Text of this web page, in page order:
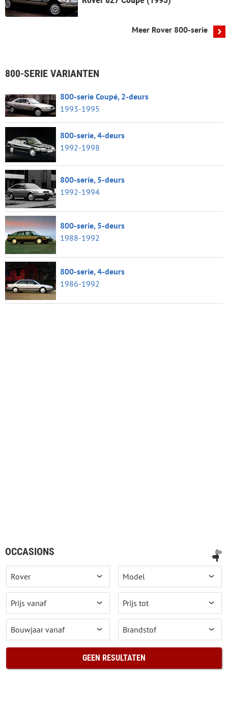
Meer Rover 800-serie
800-SERIE VARIANTEN
800-serie Coupé, 2-deurs
1993-1995
800-serie, 4-deurs
1992-1998
800-serie, 5-deurs
1992-1994
800-serie, 5-deurs
1988-1992
800-serie, 4-deurs
1986-1992
OCCASIONS
GEEN RESULTATEN